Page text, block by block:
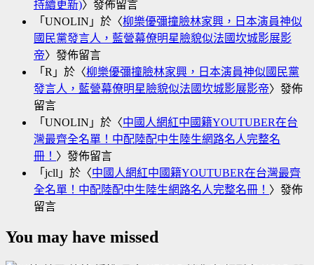
持續更新)〉發佈留言
「 UNOLIN 」於〈柳樂優彌撞臉林家興，日本演員神似
國民黨發言人，藍營幕僚明星臉貌似法國坎城影展影
帝〉發佈留言
「 R 」於〈柳樂優彌撞臉林家興，日本演員神似國民黨
發言人，藍營幕僚明星臉貌似法國坎城影展影帝〉發佈
留言
「 UNOLIN 」於〈中國人網紅中國籍YOUTUBER在台
灣最齊全名單！中配陸配中生陸生網路名人完整名
冊！ 〉發佈留言
「 jcll 」於〈中國人網紅中國籍YOUTUBER在台灣最齊
全名單！中配陸配中生陸生網路名人完整名冊！ 〉發佈
留言
You may have missed